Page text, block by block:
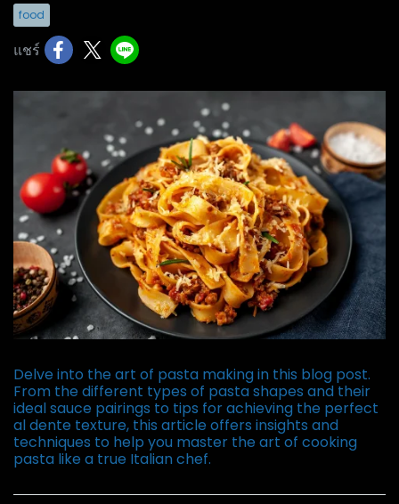
food
แชร์
Delve into the art of pasta making in this blog post.
From the different types of pasta shapes and their
ideal sauce pairings to tips for achieving the perfect
al dente texture, this article offers insights and
techniques to help you master the art of cooking
pasta like a true Italian chef.